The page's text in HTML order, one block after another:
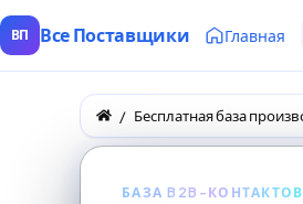
ВП Все Поставщики Главная
БАЗА B2B-КОНТАКТОВ